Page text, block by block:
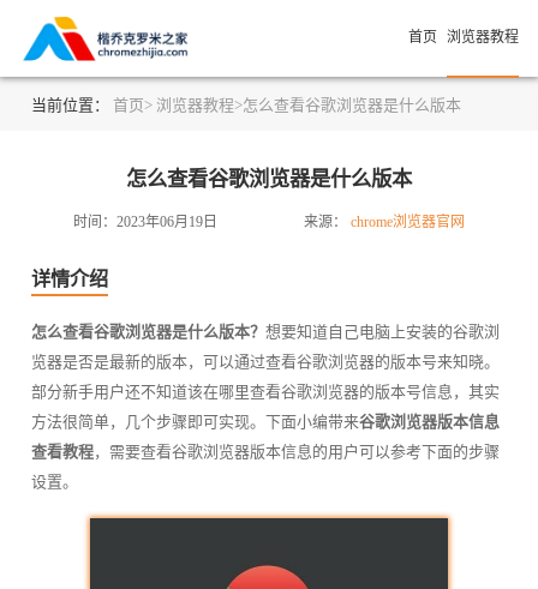
首页 浏览器教程
当前位置： 首页> 浏览器教程>怎么查看谷歌浏览器是什么版本
怎么查看谷歌浏览器是什么版本
时间：2023年06月19日 来源： chrome浏览器官网
详情介绍
怎么查看谷歌浏览器是什么版本？ 想要知道自己电脑上安装的谷歌浏
览器是否是最新的版本，可以通过查看谷歌浏览器的版本号来知晓。
部分新手用户还不知道该在哪里查看谷歌浏览器的版本号信息，其实
方法很简单，几个步骤即可实现。下面小编带来谷歌浏览器版本信息
查看教程，需要查看谷歌浏览器版本信息的用户可以参考下面的步骤
设置。